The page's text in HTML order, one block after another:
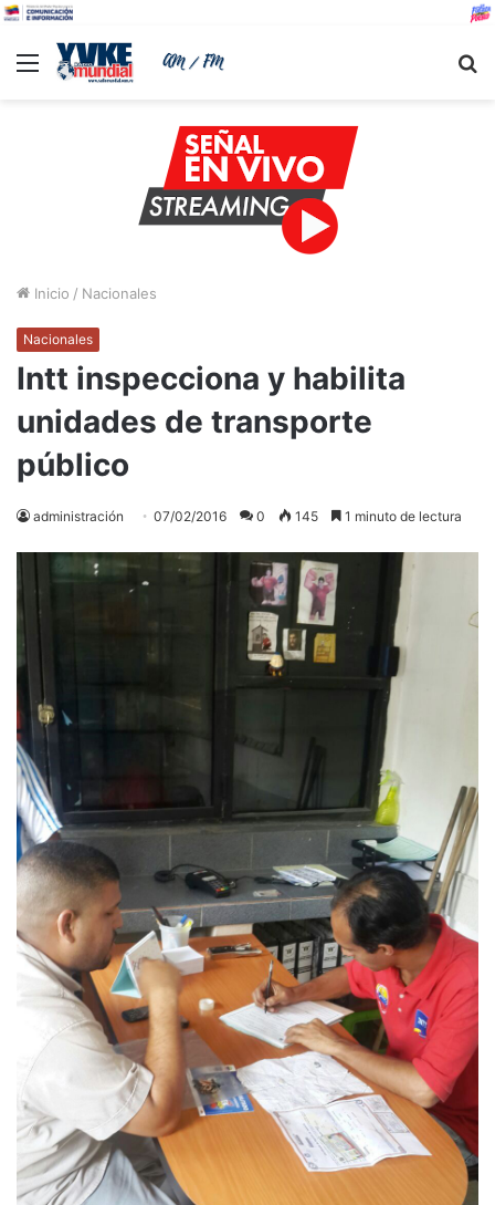
Menu
Inicio / Nacionales
Nacionales
Intt inspecciona y habilita
unidades de transporte
público
administración 07/02/2016 0 145 1 minuto de lectura